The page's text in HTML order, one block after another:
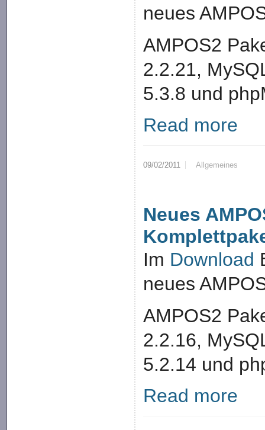
neues
AMPOS2
2.2.21,
5.3.8 und
Read more
09/02/2011 Allgemeines
Neues
Im Download
neues
AMPOS2
2.2.16,
5.2.14 und
Read more